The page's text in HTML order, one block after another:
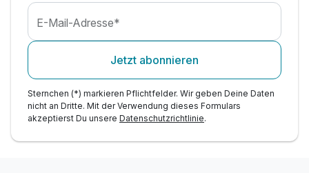
E-Mail-Adresse*
Jetzt abonnieren
Sternchen (*) markieren Pflichtfelder. Wir geben Deine Daten
nicht an Dritte. Mit der Verwendung dieses Formulars
akzeptierst Du unsere Datenschutzrichtlinie.